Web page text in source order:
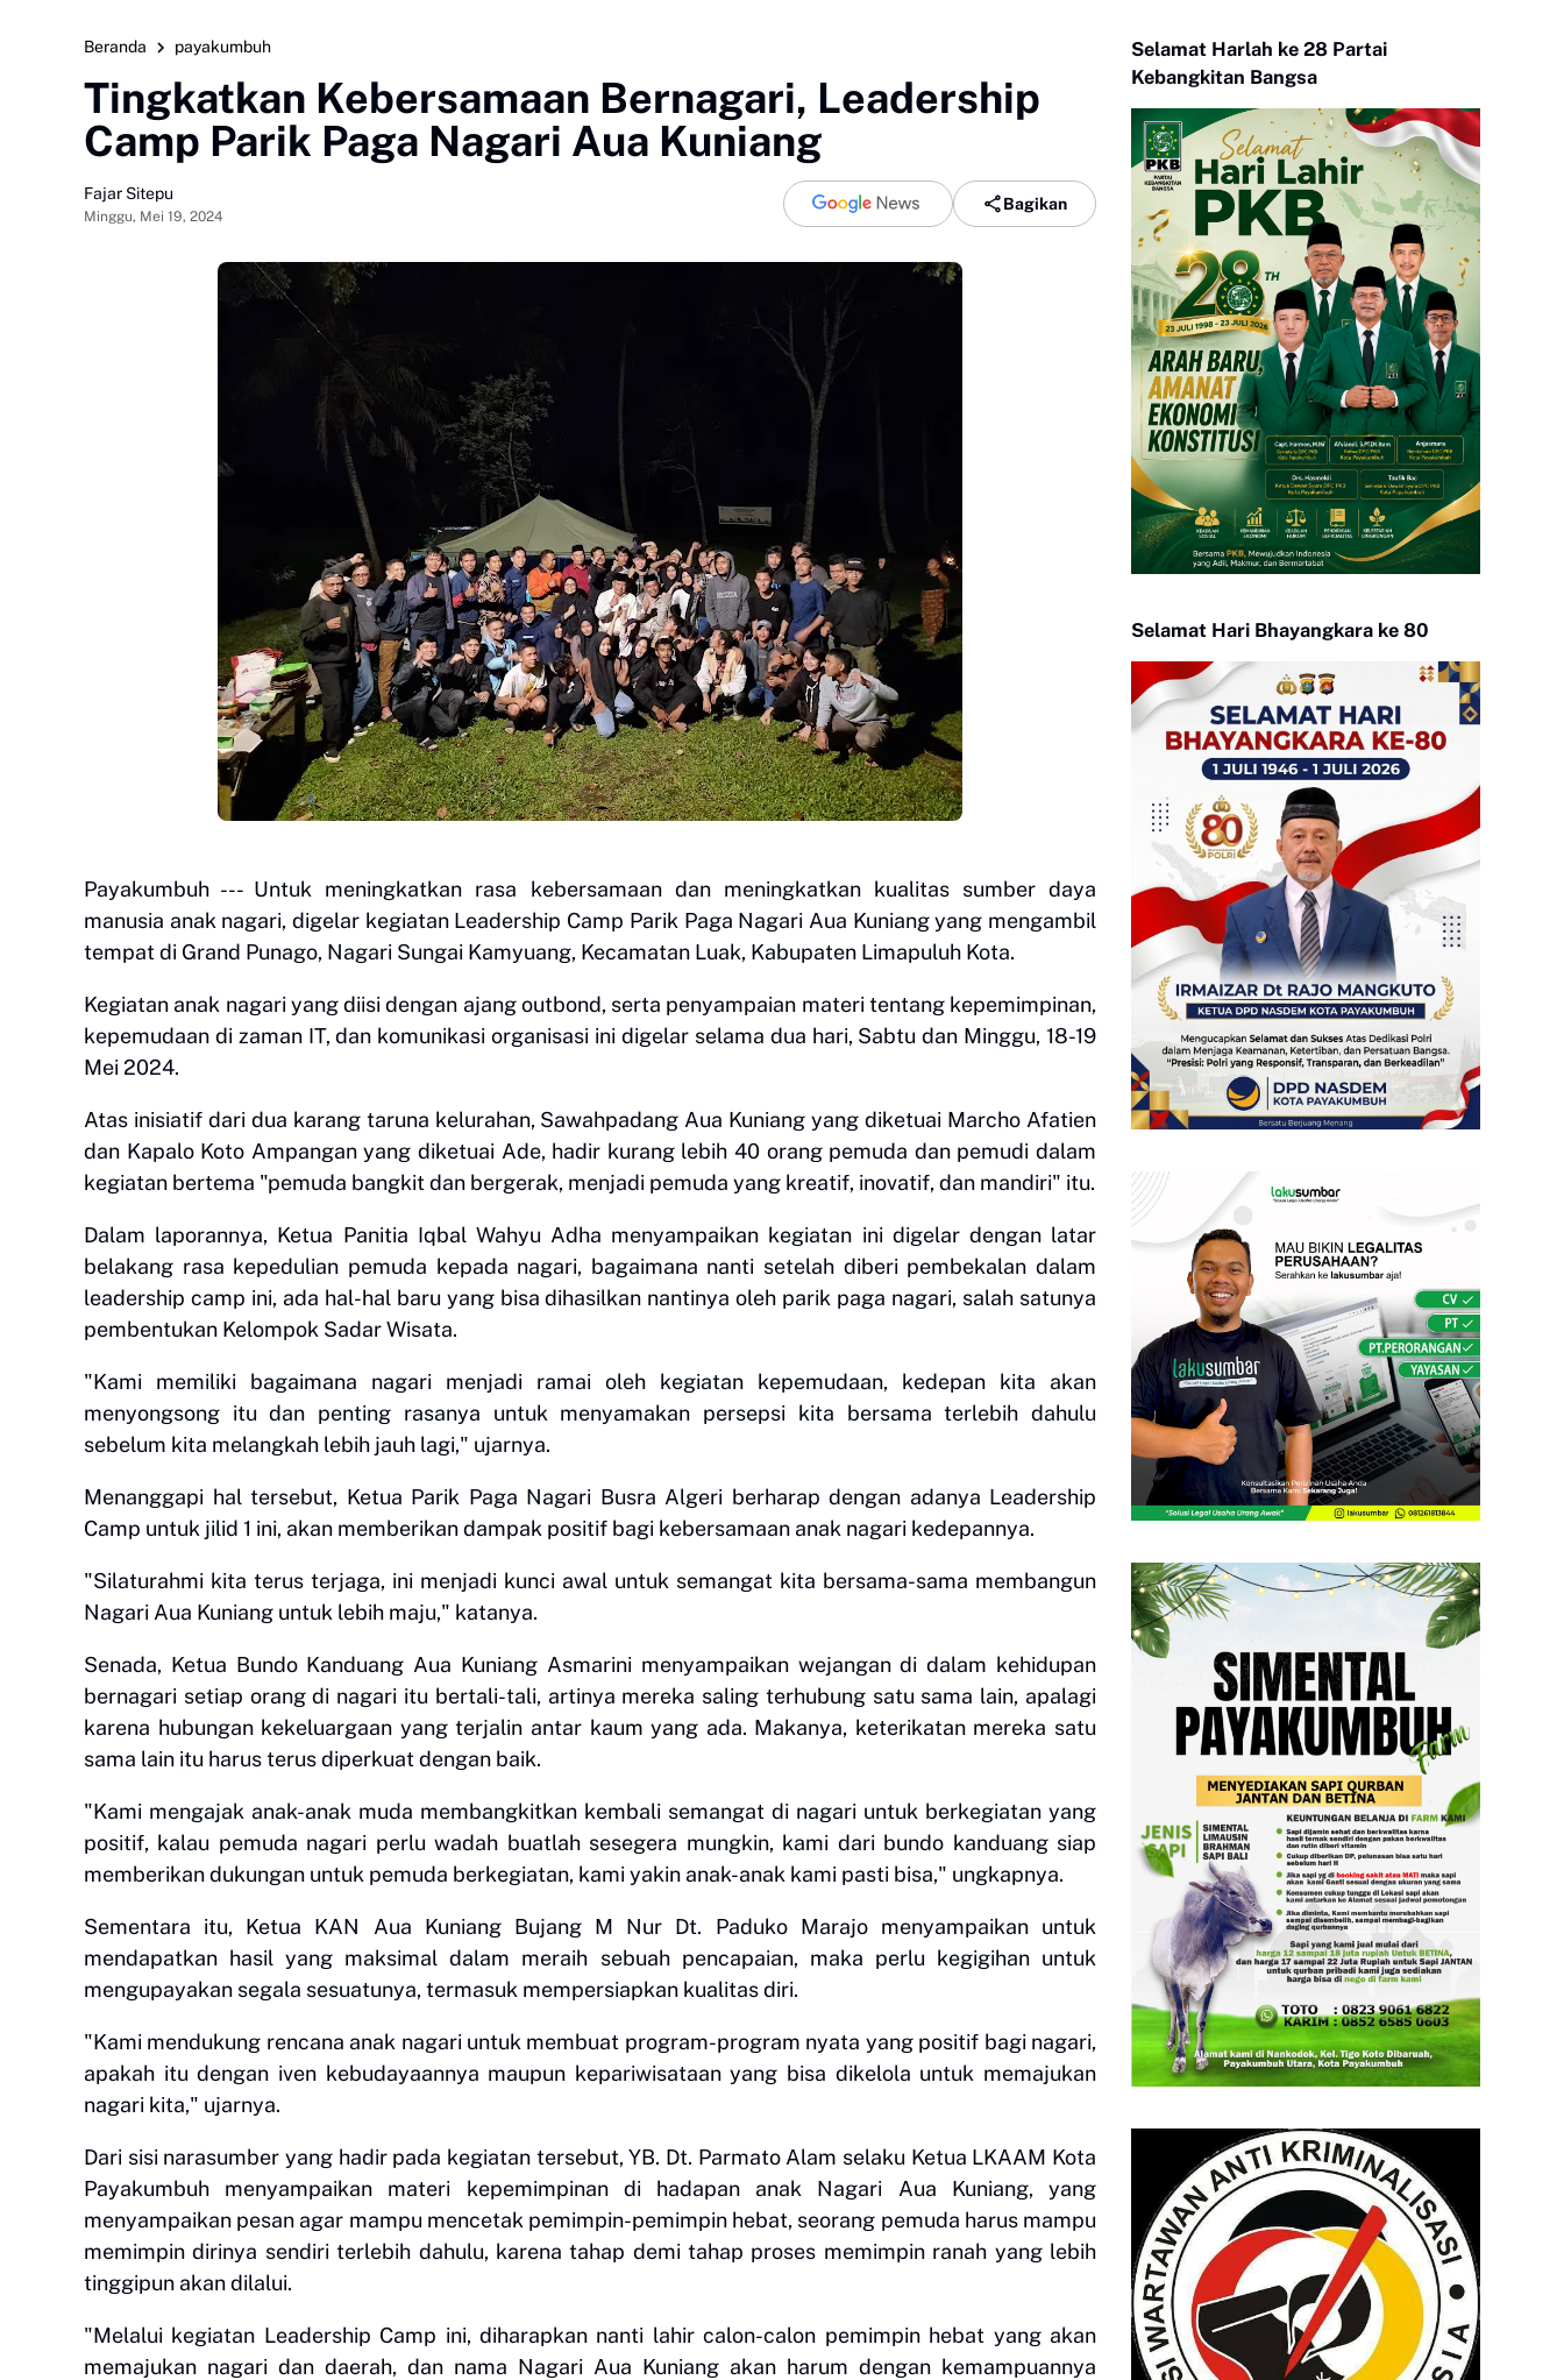
Beranda payakumbuh
Tingkatkan Kebersamaan Bernagari, Leadership
Camp Parik Paga Nagari Aua Kuniang
Fajar Sitepu
Minggu, Mei 19, 2024
Bagikan
Payakumbuh --- Untuk meningkatkan rasa kebersamaan dan meningkatkan kualitas sumber daya
manusia anak nagari, digelar kegiatan Leadership Camp Parik Paga Nagari Aua Kuniang yang mengambil
tempat di Grand Punago, Nagari Sungai Kamyuang, Kecamatan Luak, Kabupaten Limapuluh Kota.
Kegiatan anak nagari yang diisi dengan ajang outbond, serta penyampaian materi tentang kepemimpinan,
kepemudaan di zaman IT, dan komunikasi organisasi ini digelar selama dua hari, Sabtu dan Minggu, 18-19
Mei 2024.
Atas inisiatif dari dua karang taruna kelurahan, Sawahpadang Aua Kuniang yang diketuai Marcho Afatien
dan Kapalo Koto Ampangan yang diketuai Ade, hadir kurang lebih 40 orang pemuda dan pemudi dalam
kegiatan bertema "pemuda bangkit dan bergerak, menjadi pemuda yang kreatif, inovatif, dan mandiri" itu.
Dalam laporannya, Ketua Panitia Iqbal Wahyu Adha menyampaikan kegiatan ini digelar dengan latar
belakang rasa kepedulian pemuda kepada nagari, bagaimana nanti setelah diberi pembekalan dalam
leadership camp ini, ada hal-hal baru yang bisa dihasilkan nantinya oleh parik paga nagari, salah satunya
pembentukan Kelompok Sadar Wisata.
"Kami memiliki bagaimana nagari menjadi ramai oleh kegiatan kepemudaan, kedepan kita akan
menyongsong itu dan penting rasanya untuk menyamakan persepsi kita bersama terlebih dahulu
sebelum kita melangkah lebih jauh lagi," ujarnya.
Menanggapi hal tersebut, Ketua Parik Paga Nagari Busra Algeri berharap dengan adanya Leadership
Camp untuk jilid 1 ini, akan memberikan dampak positif bagi kebersamaan anak nagari kedepannya.
"Silaturahmi kita terus terjaga, ini menjadi kunci awal untuk semangat kita bersama-sama membangun
Nagari Aua Kuniang untuk lebih maju," katanya.
Senada, Ketua Bundo Kanduang Aua Kuniang Asmarini menyampaikan wejangan di dalam kehidupan
bernagari setiap orang di nagari itu bertali-tali, artinya mereka saling terhubung satu sama lain, apalagi
karena hubungan kekeluargaan yang terjalin antar kaum yang ada. Makanya, keterikatan mereka satu
sama lain itu harus terus diperkuat dengan baik.
"Kami mengajak anak-anak muda membangkitkan kembali semangat di nagari untuk berkegiatan yang
positif, kalau pemuda nagari perlu wadah buatlah sesegera mungkin, kami dari bundo kanduang siap
memberikan dukungan untuk pemuda berkegiatan, kami yakin anak-anak kami pasti bisa," ungkapnya.
Sementara itu, Ketua KAN Aua Kuniang Bujang M Nur Dt. Paduko Marajo menyampaikan untuk
mendapatkan hasil yang maksimal dalam meraih sebuah pencapaian, maka perlu kegigihan untuk
mengupayakan segala sesuatunya, termasuk mempersiapkan kualitas diri.
"Kami mendukung rencana anak nagari untuk membuat program-program nyata yang positif bagi nagari,
apakah itu dengan iven kebudayaannya maupun kepariwisataan yang bisa dikelola untuk memajukan
nagari kita," ujarnya.
Dari sisi narasumber yang hadir pada kegiatan tersebut, YB. Dt. Parmato Alam selaku Ketua LKAAM Kota
Payakumbuh menyampaikan materi kepemimpinan di hadapan anak Nagari Aua Kuniang, yang
menyampaikan pesan agar mampu mencetak pemimpin-pemimpin hebat, seorang pemuda harus mampu
memimpin dirinya sendiri terlebih dahulu, karena tahap demi tahap proses memimpin ranah yang lebih
tinggipun akan dilalui.
"Melalui kegiatan Leadership Camp ini, diharapkan nanti lahir calon-calon pemimpin hebat yang akan
memajukan nagari dan daerah, dan nama Nagari Aua Kuniang akan harum dengan kemampuannya
Selamat Harlah ke 28 Partai
Kebangkitan Bangsa
Selamat Hari Bhayangkara ke 80